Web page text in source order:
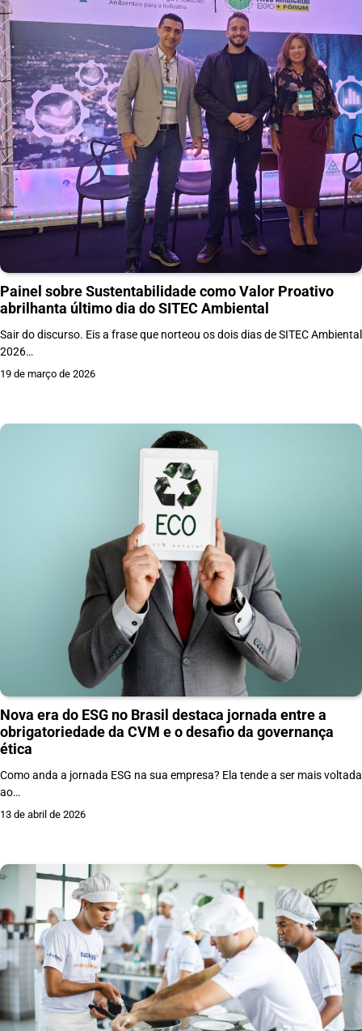
Painel sobre Sustentabilidade como Valor Proativo
abrilhanta último dia do SITEC Ambiental
Sair do discurso. Eis a frase que norteou os dois dias de SITEC Ambiental
2026…
19 de março de 2026
Nova era do ESG no Brasil destaca jornada entre a
obrigatoriedade da CVM e o desafio da governança
ética
Como anda a jornada ESG na sua empresa? Ela tende a ser mais voltada
ao…
13 de abril de 2026